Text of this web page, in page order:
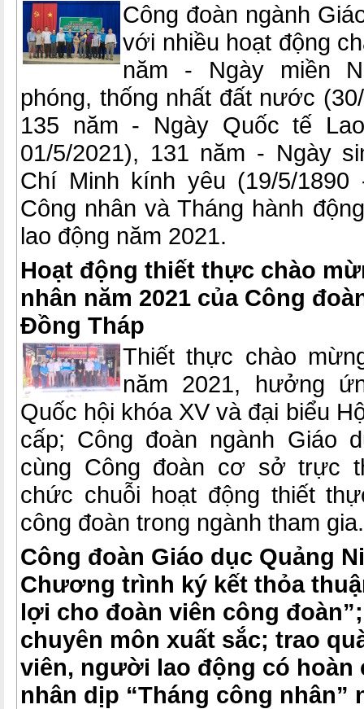
Công đoàn ngành
với nhiều hoạt động
năm - Ngày miền
phóng, thống nhất đất nước
135 năm - Ngày Quốc tế
01/5/2021), 131 năm - Ngày
Chí Minh kính yêu (19/5/1890
Công nhân và Tháng hành
lao động năm 2021.
Hoạt động thiết thực chào
nhân năm 2021 của Công
Đồng Tháp
Thiết thực chào
năm 2021, hưởng
Quốc hội khóa XV và đại biểu
cấp; Công đoàn ngành Giáo
cùng Công đoàn cơ sở trực
chức chuỗi hoạt động thiết
công đoàn trong ngành tham gia.
Công đoàn Giáo dục Quảng
Chương trình ký kết thỏa
lợi cho đoàn viên công
chuyên môn xuất sắc; trao
viên, người lao động có hoàn
nhân dịp “Tháng công nhân”